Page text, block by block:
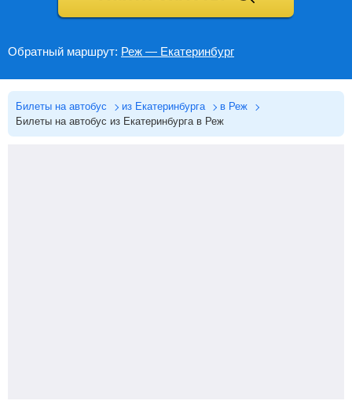
Обратный маршрут: Реж — Екатеринбург
Билеты на автобус из Екатеринбурга
в Реж
Билеты на автобус из Екатеринбурга в Реж